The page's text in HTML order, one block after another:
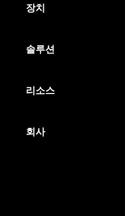
장치
솔루션
리소스
회사